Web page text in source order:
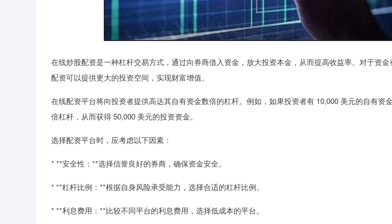
在线炒股配资是一种杠杆交易方式，通过向券商借入资金，放大投资本金，从而提高收益率。对于资金
配资可以提供更大的投资空间，实现财富增值。
在线配资平台将向投资者提供高达其自有资金数倍的杠杆。例如，如果投资者有 10,000 美元的自有资
倍杠杆，从而获得 50,000 美元的投资资金。
选择配资平台时，应考虑以下因素：
* **安全性：**选择信誉良好的券商，确保资金安全。
* **杠杆比例：**根据自身风险承受能力，选择合适的杠杆比例。
* **利息费用：**比较不同平台的利息费用，选择低成本的平台。